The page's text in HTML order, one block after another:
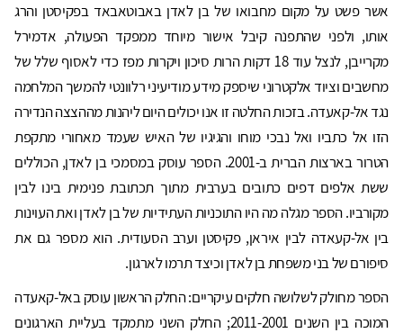
אשר פשט על מקום מחבואו של בן לאדן באבוטאבאד בפקיסטן והרג
אותו, ולפני שהתפנה קיבל אישור מיוחד ממפקד הפעולה, אדמירל
מקרייבן, לנצל עוד 18 דקות הרות סיכון ויקרות מפז כדי לאסוף שלל של
מחשבים וציוד אלקטרוני שיספק מידע מודיעיני רלוונטי להמשך המלחמה
נגד אל-קאעדה. בזכות החלטה זו אנו יכולים היום ליהנות מההצצה הנדירה
הזו אל כתביו ואל נבכי מוחו והגיגיו של האיש שעמד מאחורי מתקפת
הטרור בארצות הברית ב-2001. הספר עוסק במסמכי בן לאדן, הכוללים
ששת אלפים דפים כתובים בערבית מתוך תכתובת פנימית בינו לבין
מקורביו. הספר מגלה מה היו התוכניות העתידיות של בן לאדן ואת העוינות
בין אל-קעאדה לבין איראן, פקיסטן וערב הסעודית. הוא מספר גם את
סיפורם של בני משפחת בן לאדן וכיצד תרמו לארגון.
הספר מחולק לשלושה חלקים עיקריים: החלק הראשון עוסק באל-קאעדה
המוכה בין השנים 2011-2001; החלק השני מתמקד בעליית הארגונים